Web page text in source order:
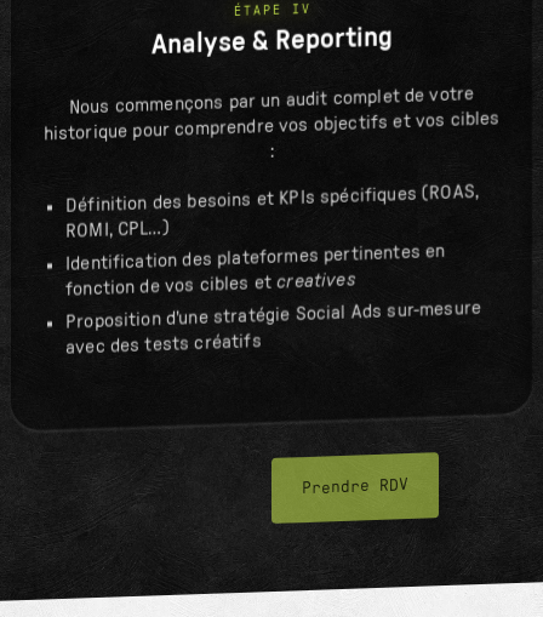
ÉTAPE IV
Analyse & Reporting
Nous commençons par un audit complet de votre
historique pour comprendre vos objectifs et vos cibles
:
Définition des besoins et KPIs spécifiques (ROAS,
ROMI, CPL…)
Identification des plateformes pertinentes en
fonction de vos cibles etcreatives
Proposition d'une stratégie Social Ads sur-mesure
avec des tests créatifs
Prendre RDV